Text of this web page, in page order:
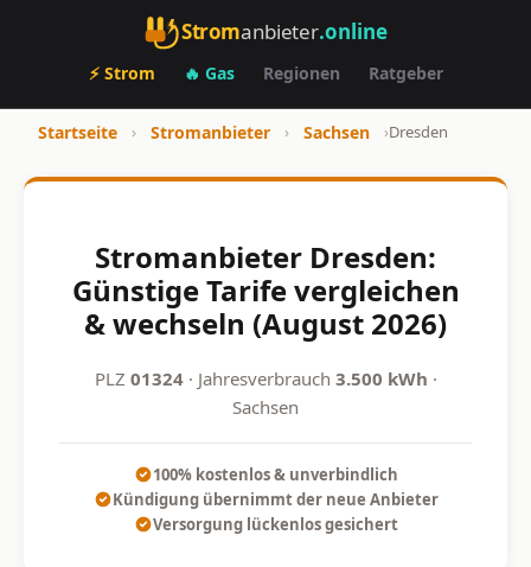
Stromanbieter.online
⚡ Strom 🔥 Gas Regionen Ratgeber
Startseite › Stromanbieter › Sachsen ›Dresden
Stromanbieter Dresden:
Günstige Tarife vergleichen
& wechseln (August 2026)
PLZ 01324· Jahresverbrauch 3.500 kWh ·
Sachsen
100% kostenlos & unverbindlich
Kündigung übernimmt der neue Anbieter
Versorgung lückenlos gesichert